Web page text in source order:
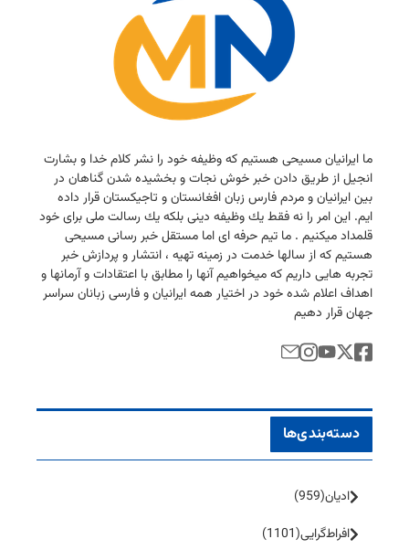
ما ایرانیان مسیحی هستیم كه وظیفه خود را نشر كلام خدا و بشارت
انجیل از طریق دادن خبر خوش نجات و بخشیده شدن گناهان در
بین ایرانیان و مردم فارس زبان افغانستان و تاجیكستان قرار داده
ایم. این امر را نه فقط یك وظیفه دینی بلكه یك رسالت ملی برای خود
قلمداد میكنیم . ما تیم حرفه ای اما مستقل خبر رسانی مسیحی
هستیم كه از سالها خدمت در زمینه تهیه ، انتشار و پردازش خبر
تجربه هایی داریم كه میخواهیم آنها را مطابق با اعتقادات و آرمانها و
اهداف اعلام شده خود در اختیار همه ایرانیان و فارسی زبانان سراسر
جهان قرار دهیم
دسته‌بندی‌ها
ادیان(959)
افراط‌گرایی(1101)